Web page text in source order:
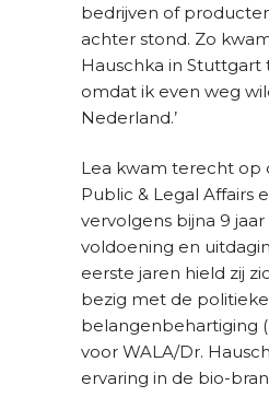
bedrijven of
achter stond. Zo
Hauschka in Stuttgart
omdat ik even weg
Nederland.’
Lea kwam terecht op
Public & Legal Affairs
vervolgens bijna 9
voldoening en
eerste jaren hield zij
bezig met de politieke
belangenbehartiging
voor WALA/Dr.
ervaring in de bio-